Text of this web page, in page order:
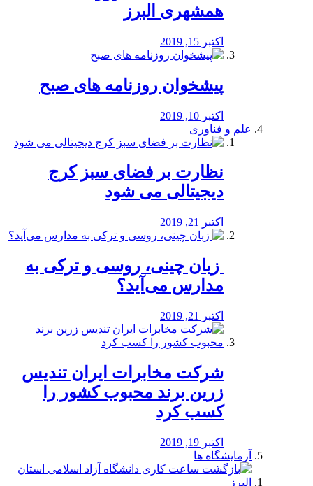
همشهری البرز
اکتبر 15, 2019
پیشخوان روزنامه های صبح
اکتبر 10, 2019
علم و فناوری
نظارت بر فضای سبز کرج
دیجیتالی می شود
اکتبر 21, 2019
️ زبان چینی، روسی و ترکی به
مدارس می‌آید؟
اکتبر 21, 2019
شرکت مخابرات ایران تندیس
زرین برند محبوب کشور را
کسب کرد
اکتبر 19, 2019
آزمایشگاه ها